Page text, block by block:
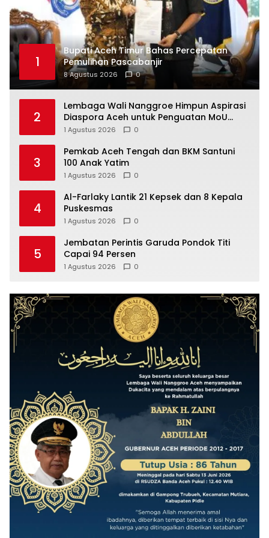
1
Bupati Aceh Timur Bahas Percepatan
Pemulihan Pascabanjir
8 Agustus 2026 0
2
Lembaga Wali Nanggroe Himpun Aspirasi
Diaspora Aceh untuk Penguatan MoU
Helsinki dan UU 11/2006, Ini Hasilnya
1 Agustus 2026 0
3
Pemkab Aceh Tengah dan BKM Santuni
100 Anak Yatim
1 Agustus 2026 0
4
Al-Farlaky Lantik 21 Kepsek dan 8 Kepala
Puskesmas
1 Agustus 2026 0
5
Jembatan Perintis Garuda Pondok Titi
Capai 94 Persen
1 Agustus 2026 0